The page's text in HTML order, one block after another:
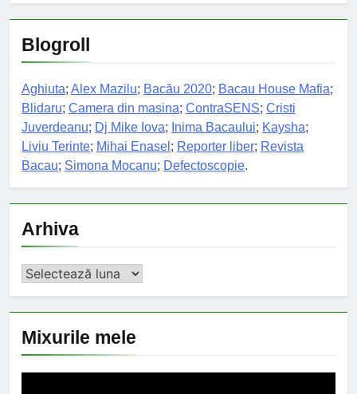
Blogroll
Aghiuta; Alex Mazilu; Bacău 2020; Bacau House Mafia;
Blidaru; Camera din masina; ContraSENS; Cristi
Juverdeanu; Dj Mike Iova; Inima Bacaului; Kaysha;
Liviu Terinte; Mihai Enasel ; Reporter liber; Revista
Bacau; Simona Mocanu; Defectoscopie.
Arhiva
Arhiva
Mixurile mele